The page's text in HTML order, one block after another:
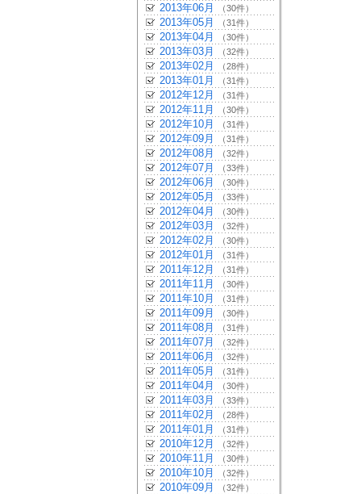
2013年06月 （30件）
2013年05月 （31件）
2013年04月 （30件）
2013年03月 （32件）
2013年02月 （28件）
2013年01月 （31件）
2012年12月 （31件）
2012年11月 （30件）
2012年10月 （31件）
2012年09月 （31件）
2012年08月 （32件）
2012年07月 （33件）
2012年06月 （30件）
2012年05月 （33件）
2012年04月 （30件）
2012年03月 （32件）
2012年02月 （30件）
2012年01月 （31件）
2011年12月 （31件）
2011年11月 （30件）
2011年10月 （31件）
2011年09月 （30件）
2011年08月 （31件）
2011年07月 （32件）
2011年06月 （32件）
2011年05月 （31件）
2011年04月 （30件）
2011年03月 （33件）
2011年02月 （28件）
2011年01月 （31件）
2010年12月 （32件）
2010年11月 （30件）
2010年10月 （32件）
2010年09月 （32件）